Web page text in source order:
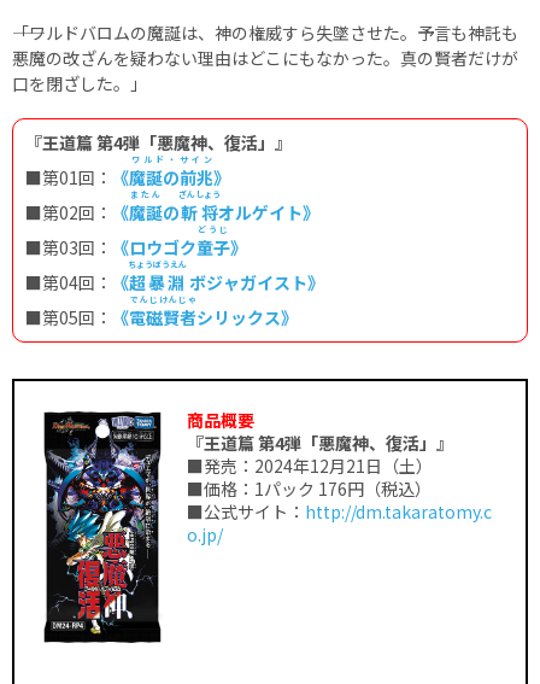
――「ワルドバロムの魔誕は、神の権威すら失墜させた。予言も神託も
悪魔の改ざんを疑わない理由はどこにもなかった。真の賢者だけが
口を閉ざした。」
『王道篇 第4弾「悪魔神、復活」』
■第01回：
《魔誕の前兆
ワルド・サイン
》
■第02回： 《魔誕
またん
の斬将
ざんしょう
オルゲイト》
■第03回： 《ロウゴク童子
どうじ
》
■第04回：
《超暴淵
ちょうぼうえん
ボジャガイスト》
■第05回：
《電磁賢者
でんじけんじゃ
シリックス》
商品概要
『王道篇 第4弾「悪魔神、復活」』
■発売：2024年12月21日（土）
■価格：1パック 176円（税込）
■公式サイト： http://dm.takaratomy.c
o.jp/